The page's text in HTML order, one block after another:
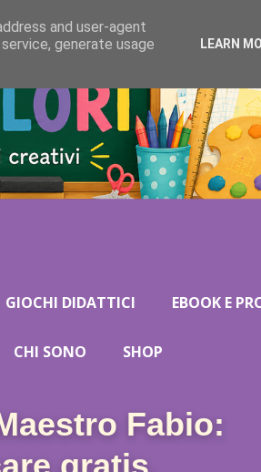
GIOCHI DIDATTICI EBOOK E
CHI SONO SHOP
Fabio:
and user-agent
generate usage
LEARN